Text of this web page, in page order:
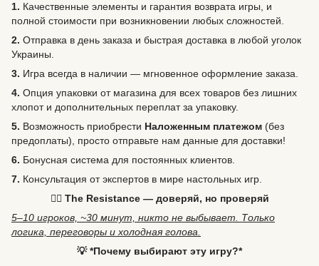
1. Качественные элементы и гарантия возврата игры, и
полной стоимости при возникновении любых сложностей.
2. Отправка в день заказа и быстрая доставка в любой уголок
Украины.
3. Игра всегда в наличии — мгновенное оформление заказа.
4. Опция упаковки от магазина для всех товаров без лишних
хлопот и дополнительных переплат за упаковку.
5. Возможность приобрести Наложенным платежом (без
предоплаты), просто отправьте нам данные для доставки!
6. Бонусная система для постоянных клиентов.
7. Консультация от экспертов в мире настольных игр.
🕵️‍♀️ The Resistance — доверяй, но проверяй
5–10 игроков, ~30 минут, никто не выбывает. Только
логика, переговоры и холодная голова.
💡 *Почему выбирают эту игру?*